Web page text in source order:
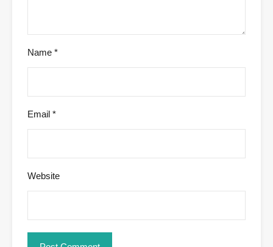
Name *
Email *
Website